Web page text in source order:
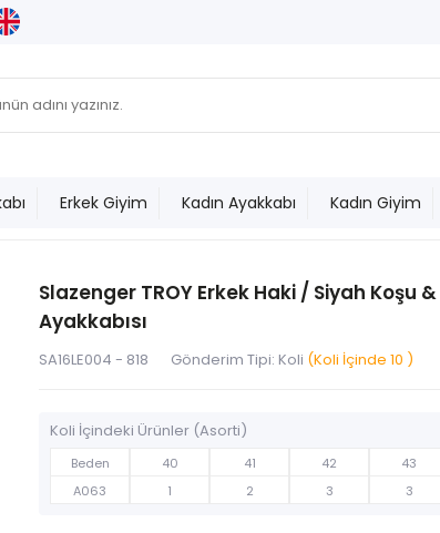
Erkek Giyim Kadın Ayakkabı Kadın Giyim
Slazenger TROY Erkek Haki / Siyah Koşu
Ayakkabısı
SA16LE004 - 818 Gönderim Tipi: Koli (Koli İçinde 10 )
Koli İçindeki Ürünler (Asorti)
Beden 40 41 42 43
A063
1 2 3 3